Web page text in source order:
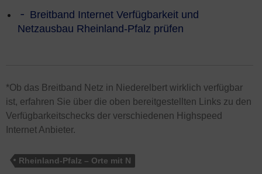
Breitband Internet Verfügbarkeit und
Netzausbau Rheinland-Pfalz prüfen
*Ob das Breitband Netz in Niederelbert wirklich verfügbar
ist, erfahren Sie über die oben bereitgestellten Links zu den
Verfügbarkeitschecks der verschiedenen Highspeed
Internet Anbieter.
Rheinland-Pfalz – Orte mit N